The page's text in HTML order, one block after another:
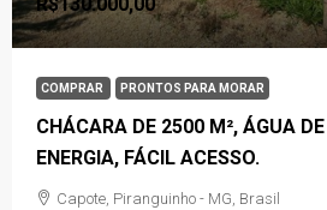
COMPRAR PRONTOS PARA MORAR
CHÁCARA DE 2500 M², ÁGUA
ENERGIA, FÁCIL ACESSO.
Capote, Piranguinho - MG, Brasil